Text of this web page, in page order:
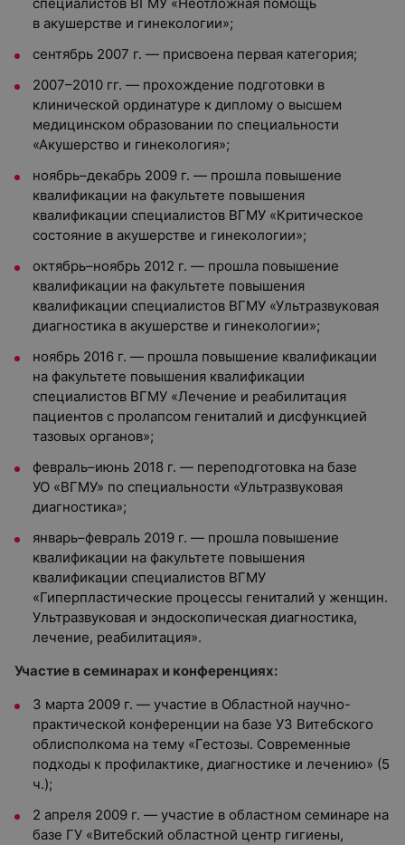
в акушерстве и гинекологии»;
сентябрь 2007 г. — присвоена первая категория;
2007–2010 гг. — прохождение подготовки в
клинической ординатуре к диплому о высшем
медицинском образовании по специальности
«Акушерство и гинекология»;
ноябрь–декабрь 2009 г. — прошла повышение
квалификации на факультете повышения
квалификации специалистов ВГМУ «Критическое
состояние в акушерстве и гинекологии»;
октябрь–ноябрь 2012 г. — прошла повышение
квалификации на факультете повышения
квалификации специалистов ВГМУ «Ультразвуковая
диагностика в акушерстве и гинекологии»;
ноябрь 2016 г. — прошла повышение квалификации
на факультете повышения квалификации
специалистов ВГМУ «Лечение и реабилитация
пациентов с пролапсом гениталий и дисфункцией
тазовых органов»;
февраль–июнь 2018 г. — переподготовка на базе
УО «ВГМУ» по специальности «Ультразвуковая
диагностика»;
январь–февраль 2019 г. — прошла повышение
квалификации на факультете повышения
квалификации специалистов ВГМУ
«Гиперпластические процессы гениталий у женщин.
Ультразвуковая и эндоскопическая диагностика,
лечение, реабилитация».
Участие в семинарах и конференциях:
3 марта 2009 г. — участие в Областной научно-
практической конференции на базе УЗ Витебского
облисполкома на тему «Гестозы. Современные
подходы к профилактике, диагностике и лечению» (5
ч.);
2 апреля 2009 г. — участие в областном семинаре на
базе ГУ «Витебский областной центр гигиены,